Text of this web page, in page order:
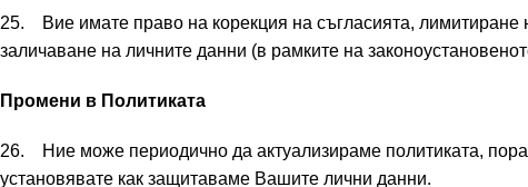
25. Вие имате право на корекция на съгласията, лимитиране
заличаване на личните данни (в рамките на
Промени в Политиката
26. Ние може периодично да актуализираме политиката,
установявате как защитаваме Вашите лични данни.